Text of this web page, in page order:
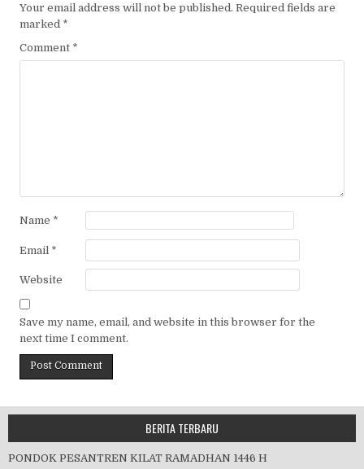
Your email address will not be published. Required fields are
marked *
Comment *
Name *
Email *
Website
Save my name, email, and website in this browser for the
next time I comment.
BERITA TERBARU
PONDOK PESANTREN KILAT RAMADHAN 1446 H